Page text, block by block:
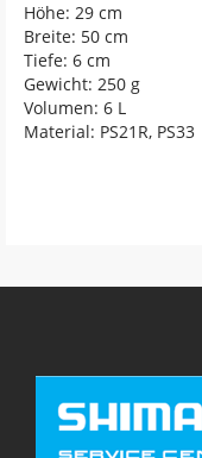
Höhe: 29 cm
Breite: 50 cm
Tiefe: 6 cm
Gewicht: 250 g
Volumen: 6 L
Material: PS21R, PS33